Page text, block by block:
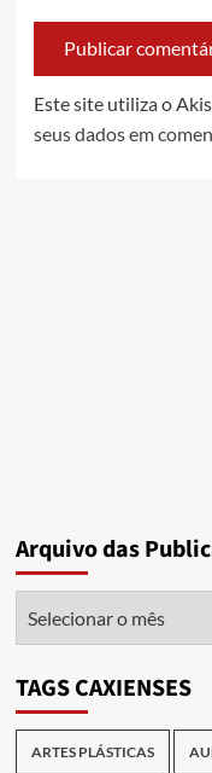
Este site utiliza o
seus dados em
Arquivo das
TAGS CAXIENSES
ARTES PLÁSTICAS